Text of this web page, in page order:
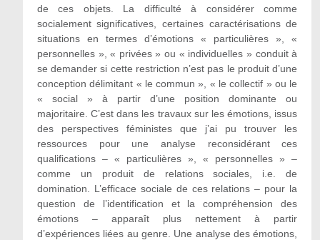
de ces objets. La difficulté à considérer comme
socialement significatives, certaines caractérisations de
situations en termes d’émotions « particulières », «
personnelles », « privées » ou « individuelles » conduit à
se demander si cette restriction n’est pas le produit d’une
conception délimitant « le commun », « le collectif » ou le
« social » à partir d’une position dominante ou
majoritaire. C’est dans les travaux sur les émotions, issus
des perspectives féministes que j’ai pu trouver les
ressources pour une analyse reconsidérant ces
qualifications – « particulières », « personnelles » –
comme un produit de relations sociales, i.e. de
domination. L’efficace sociale de ces relations – pour la
question de l’identification et la compréhension des
émotions – apparaît plus nettement à partir
d’expériences liées au genre. Une analyse des émotions,